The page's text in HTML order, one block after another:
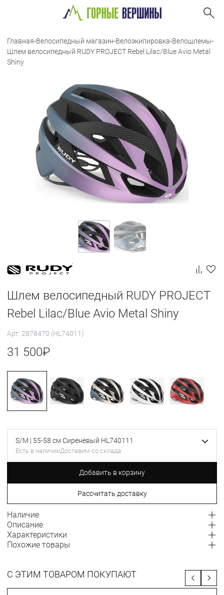
Главная-Велосипедный магазин-Велоэкипировка-Велошлемы-
Шлем велосипедный RUDY PROJECT Rebel Lilac/Blue Avio Metal
Shiny
Шлем велосипедный RUDY PROJECT
Rebel Lilac/Blue Avio Metal Shiny
Арт: 2878470 (HL74011)
31 500₽
S/M | 55-58 см Сиреневый HL740111
Есть в наличииДоставим со склада
Добавить в корзину
Рассчитать доставку
Наличие
Описание
Характеристики
Похожие товары
С ЭТИМ ТОВАРОМ ПОКУПАЮТ